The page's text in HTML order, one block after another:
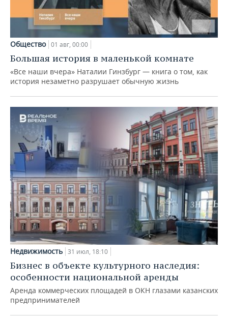
Общество 01 авг, 00:00
Большая история в маленькой комнате
«Все наши вчера» Наталии Гинзбург — книга о том, как
история незаметно разрушает обычную жизнь
Недвижимость 31 июл, 18:10
Бизнес в объекте культурного наследия:
особенности национальной аренды
Аренда коммерческих площадей в ОКН глазами казанских
предпринимателей